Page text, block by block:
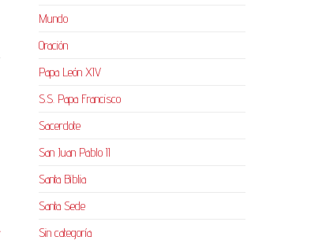
Mundo
Oración
Papa León XIV
S.S. Papa Francisco
Sacerdote
San Juan Pablo II
Santa Biblia
Santa Sede
Sin categoría